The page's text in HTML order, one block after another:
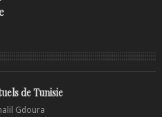
de Tunisie
Gdoura